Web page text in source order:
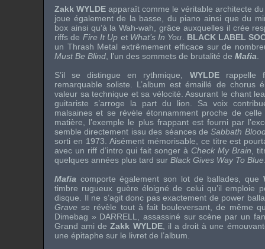
Zakk WYLDE apparaît comme le véritable architecte
joue également de la basse, du piano ainsi que du
box ainsi qu’à laWah-wah , grâce auxquelles il crée
riffs de Fire It Up et What’s In You
BLACK LABEL
un Thrash Metal extrêmement efficace sur de
Must Be Blind , l’un des sommets de brutalité de Mafia
S’il se distingue en rythmique, WYLDErappelle
remarquable soliste. L’album est émaillé de chorus
valeur sa technique et sa vélocité. Assurant le chant
guitariste s’arroge la part du lion. Sa voix
malsaines et se révèle étonnamment proche de celle
matière, l’exemple le plus frappant est fourni par
semble directement issu des séances deSabbath
sorti en 1973. Aisément mémorisable, ce titre est
avec un riff d’intro qui fait songer à Check My Brain ,
quelques années plus tard sur Black Gives Way To Blue
Mafia comporte également son lot de ballades, que
timbre rugueux guère éloigné de celui qu’il emploie
disque. Il ne s’agit donc pas exactement de power
Grave se révèle tout à fait bouleversant, de même
Dimebag » DARRELL
, assassiné sur scène par un fan
Grand ami deZakk WYLDE, il a droit à une
une épitaphe sur le livret de l’album.